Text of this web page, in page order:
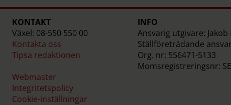
KONTAKT
Växel: 08-550 550 00
Kontakta oss
Tipsa redaktionen
Webmaster
Integritetspolicy
Cookie-inställningar
INFO
Ansvarig utgivare: Jakob
Ställföreträdande
Org. nr: 556471-5133
Momsregistreringsnr: